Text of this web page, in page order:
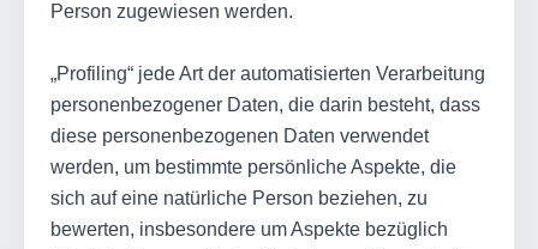
Person zugewiesen werden.
„Profiling“ jede Art der automatisierten Verarbeitung
personenbezogener Daten, die darin besteht, dass
diese personenbezogenen Daten verwendet
werden, um bestimmte persönliche Aspekte, die
sich auf eine natürliche Person beziehen, zu
bewerten, insbesondere um Aspekte bezüglich